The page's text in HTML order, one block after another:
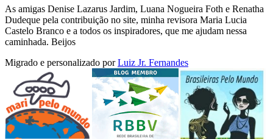
As amigas Denise Lazarus Jardim, Luana Nogueira Foth e Renatha
Dudeque pela contribuição no site, minha revisora Maria Lucia
Castelo Branco e a todos os inspiradores, que me ajudam nessa
caminhada. Beijos
Migrado e personalizado porLuiz Jr. Fernandes